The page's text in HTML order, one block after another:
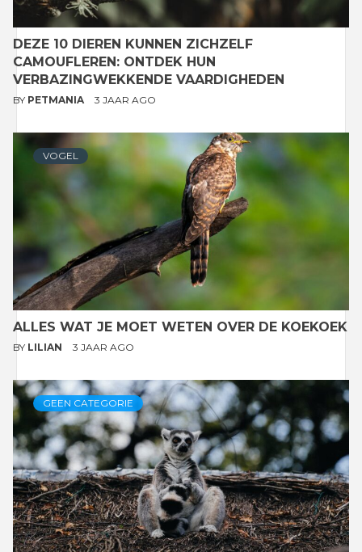
DEZE 10 DIEREN KUNNEN ZICHZELF
CAMOUFLEREN: ONTDEK HUN
VERBAZINGWEKKENDE VAARDIGHEDEN
BY PETMANIA 3 JAAR AGO
VOGEL
ALLES WAT JE MOET WETEN OVER DE KOEKOEK
BY LILIAN 3 JAAR AGO
GEEN CATEGORIE